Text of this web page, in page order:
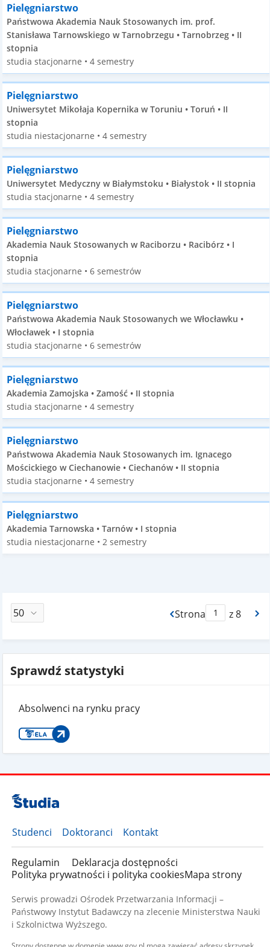
Pielęgniarstwo
Państwowa Akademia Nauk Stosowanych im. prof.
Stanisława Tarnowskiego w Tarnobrzegu • Tarnobrzeg • II
stopnia
studia stacjonarne • 4 semestry
Pielęgniarstwo
Uniwersytet Mikołaja Kopernika w Toruniu • Toruń • II
stopnia
studia niestacjonarne • 4 semestry
Pielęgniarstwo
Uniwersytet Medyczny w Białymstoku • Białystok • II stopnia
studia stacjonarne • 4 semestry
Pielęgniarstwo
Akademia Nauk Stosowanych w Raciborzu • Racibórz • I
stopnia
studia stacjonarne • 6 semestrów
Pielęgniarstwo
Państwowa Akademia Nauk Stosowanych we Włocławku •
Włocławek • I stopnia
studia stacjonarne • 6 semestrów
Pielęgniarstwo
Akademia Zamojska • Zamość • II stopnia
studia stacjonarne • 4 semestry
Pielęgniarstwo
Państwowa Akademia Nauk Stosowanych im. Ignacego
Mościckiego w Ciechanowie • Ciechanów • II stopnia
studia stacjonarne • 4 semestry
Pielęgniarstwo
Akademia Tarnowska • Tarnów • I stopnia
studia niestacjonarne • 2 semestry
Strona
Max Stronaz 8
Sprawdź statystyki
Absolwenci na rynku pracy
Studenci Doktoranci Kontakt
Regulamin
Deklaracja dostępności
Polityka prywatności i polityka cookiesMapa strony
Serwis prowadzi Ośrodek Przetwarzania Informacji –
Państwowy Instytut Badawczy na zlecenie Ministerstwa Nauki
i Szkolnictwa Wyższego.